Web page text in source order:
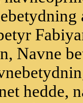
Navne
hedde,